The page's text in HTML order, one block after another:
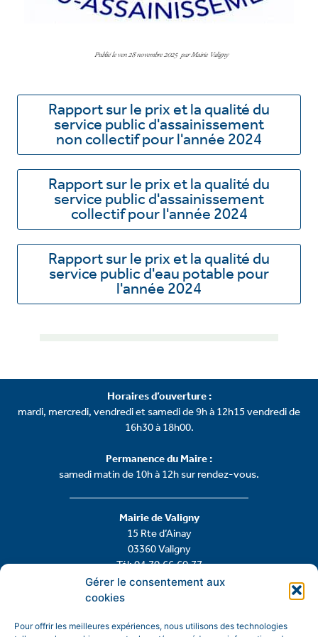
Gérer le consentement aux
cookies
Pour offrir les meilleures expériences, nous utilisons des technologies
Publié le ven 28 novembre 2025 parMairie Valigny
Rapport sur le prix et la qualité du
service public d'assainissement
non collectif pour l'année 2024
Rapport sur le prix et la qualité du
service public d'assainissement
collectif pour l'année 2024
Rapport sur le prix et la qualité du
service public d'eau potable pour
l'année 2024
Mairie de Valigny
15 Rte d’Ainay
03360 Valigny
Tél: 04.70.66.60.77
Contactez-nous
Horaires d’ouverture :
mardi, mercredi, vendredi et samedi de 9h à 12h15 vendredi de
16h30 à 18h00.
Permanence du Maire :
samedi matin de 10h à 12h sur rendez-vous.